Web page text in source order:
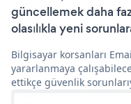
güncellemek daha
olasılıkla yeni
Bilgisayar korsanları
yararlanmaya
ettikçe güvenlik